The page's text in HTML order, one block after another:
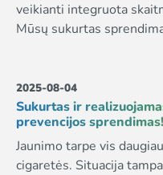
veikianti integruota
Mūsų sukurtas
2025-08-04
Sukurtas ir
prevencijos sprendimas!
Jaunimo tarpe vis
cigaretės. Situacija